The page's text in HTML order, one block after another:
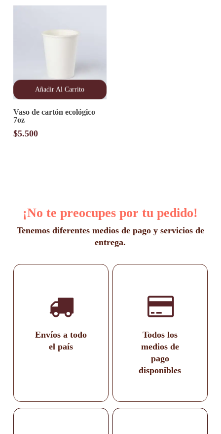
Añadir Al Carrito
Vaso de cartón ecológico
7oz
$5.500
¡No te preocupes por tu pedido!
Tenemos diferentes medios de pago y servicios de
entrega.
Envíos a todo
el país
Todos los
medios de
pago
disponibles